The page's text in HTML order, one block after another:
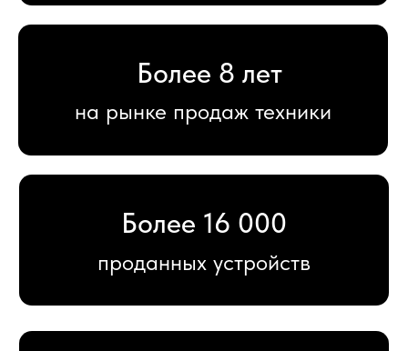
отзывов на площадках
12 месяцев
гарантии на новые устройства
выбор аксессуаров